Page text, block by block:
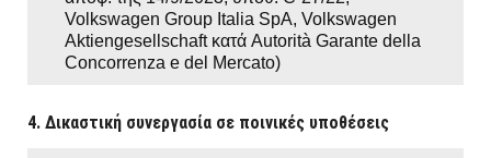
Volkswagen Group Italia SpA, Volkswagen
Aktiengesellschaft κατά Autorità Garante della
Concorrenza e del Mercato)
4. Δικαστική συνεργασία σε ποινικές υποθέσεις